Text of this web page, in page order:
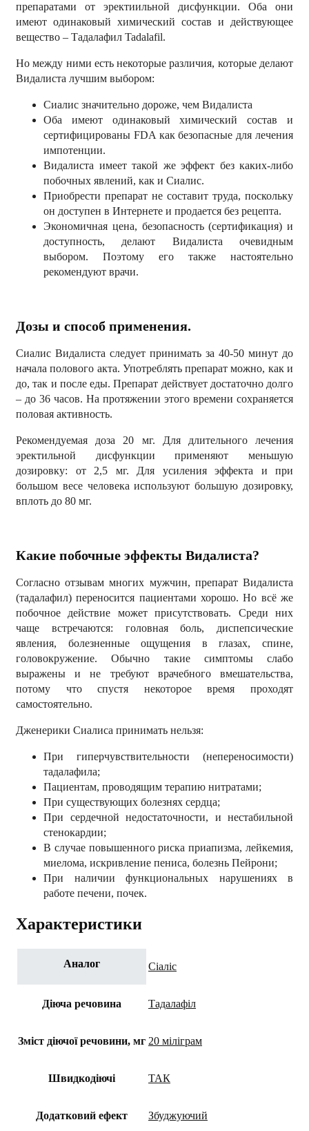
препаратами от эректиильной дисфункции. Оба они
имеют одинаковый химический состав и действующее
вещество – Тадалафил Tadalafil.
Но между ними есть некоторые различия, которые делают
Видалиста лучшим выбором:
Сиалис значительно дороже, чем Видалиста
Оба имеют одинаковый химический состав и
сертифицированы FDA как безопасные для лечения
импотенции.
Видалиста имеет такой же эффект без каких-либо
побочных явлений, как и Сиалис.
Приобрести препарат не составит труда, поскольку
он доступен в Интернете и продается без рецепта.
Экономичная цена, безопасность (сертификация) и
доступность, делают Видалиста очевидным
выбором. Поэтому его также настоятельно
рекомендуют врачи.
Дозы и способ применения.
Сиалис Видалиста следует принимать за 40-50 минут до
начала полового акта. Употреблять препарат можно, как и
до, так и после еды. Препарат действует достаточно долго
– до 36 часов. На протяжении этого времени сохраняется
половая активность.
Рекомендуемая доза 20 мг. Для длительного лечения
эректильной дисфункции применяют меньшую
дозировку: от 2,5 мг. Для усиления эффекта и при
большом весе человека используют большую дозировку,
вплоть до 80 мг.
Какие побочные эффекты Видалиста?
Согласно отзывам многих мужчин, препарат Видалиста
(тадалафил) переносится пациентами хорошо. Но всё же
побочное действие может присутствовать. Среди них
чаще встречаются: головная боль, диспепсические
явления, болезненные ощущения в глазах, спине,
головокружение. Обычно такие симптомы слабо
выражены и не требуют врачебного вмешательства,
потому что спустя некоторое время проходят
самостоятельно.
Дженерики Сиалиса принимать нельзя:
При гиперчувствительности (непереносимости)
тадалафила;
Пациентам, проводящим терапию нитратами;
При существующих болезнях сердца;
При сердечной недостаточности, и нестабильной
стенокардии;
В случае повышенного риска приапизма, лейкемия,
миелома, искривление пениса, болезнь Пейрони;
При наличии функциональных нарушениях в
работе печени, почек.
Характеристики
Аналог Сіаліс
Діюча речовина Тадалафіл
Зміст діючої речовини, мг 20 міліграм
Швидкодіючі ТАК
Додатковий ефект Збуджуючий